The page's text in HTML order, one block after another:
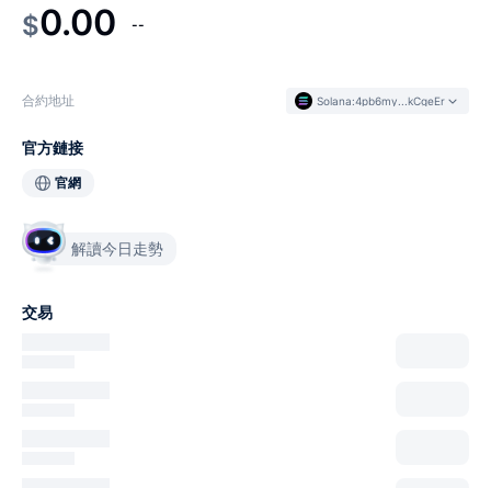
$0.00 --
合約地址 Solana:4pb6my...kCgeEr
官方鏈接
官網
解讀今日走勢
交易